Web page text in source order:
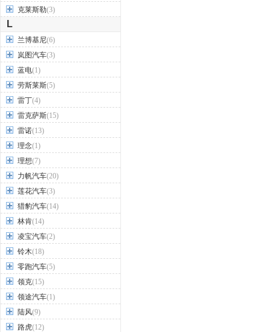
克莱斯勒(3)
L
兰博基尼(6)
岚图汽车(3)
蓝电(1)
劳斯莱斯(5)
雷丁(4)
雷克萨斯(15)
雷诺(13)
理念(1)
理想(7)
力帆汽车(20)
莲花汽车(3)
猎豹汽车(14)
林肯(14)
凌宝汽车(2)
铃木(18)
零跑汽车(5)
领克(15)
领途汽车(1)
陆风(9)
路虎(12)